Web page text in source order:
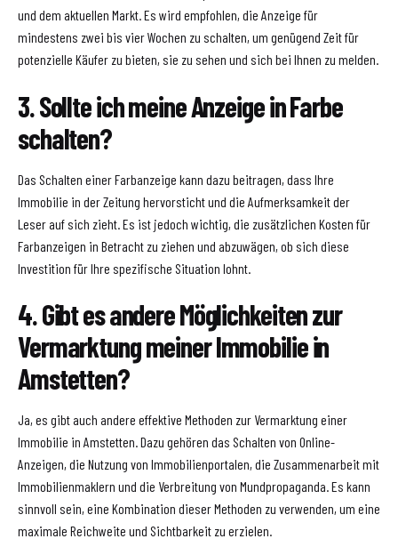
und dem aktuellen Markt. Es wird empfohlen, die Anzeige für
mindestens zwei bis vier Wochen zu schalten, um genügend Zeit für
potenzielle Käufer zu bieten, sie zu sehen und sich bei Ihnen zu melden.
3. Sollte ich meine Anzeige in Farbe
schalten?
Das Schalten einer Farbanzeige kann dazu beitragen, dass Ihre
Immobilie in der Zeitung hervorsticht und die Aufmerksamkeit der
Leser auf sich zieht. Es ist jedoch wichtig, die zusätzlichen Kosten für
Farbanzeigen in Betracht zu ziehen und abzuwägen, ob sich diese
Investition für Ihre spezifische Situation lohnt.
4. Gibt es andere Möglichkeiten zur
Vermarktung meiner Immobilie in
Amstetten?
Ja, es gibt auch andere effektive Methoden zur Vermarktung einer
Immobilie in Amstetten. Dazu gehören das Schalten von Online-
Anzeigen, die Nutzung von Immobilienportalen, die Zusammenarbeit mit
Immobilienmaklern und die Verbreitung von Mundpropaganda. Es kann
sinnvoll sein, eine Kombination dieser Methoden zu verwenden, um eine
maximale Reichweite und Sichtbarkeit zu erzielen.